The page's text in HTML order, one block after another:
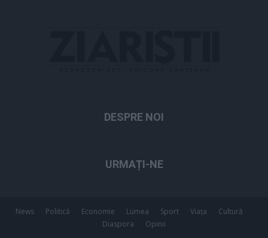
DESPRE NOI
URMAȚI-NE
News Politică Economie Lumea Sport Viața
Cultură
Diaspora
Opinii